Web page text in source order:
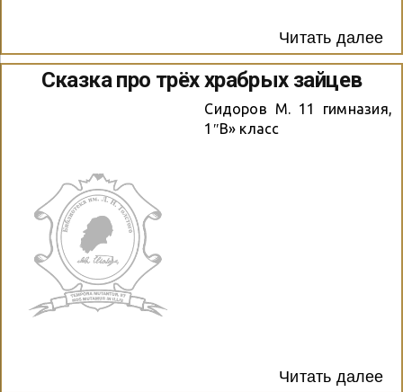
Читать далее
Сказка про трёх храбрых зайцев
Сидоров М. 11 гимназия,
1″В» класс
Читать далее